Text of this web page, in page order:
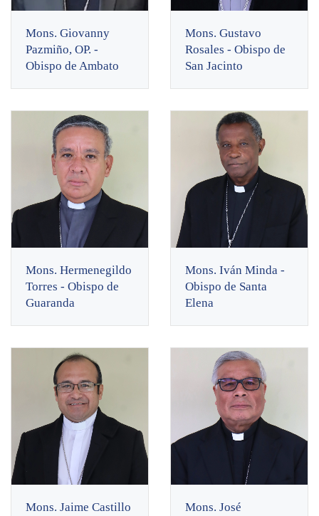
Mons. Giovanny
Pazmiño, OP. -
Obispo de Ambato
Mons. Gustavo
Rosales - Obispo de
San Jacinto
Mons. Hermenegildo
Torres - Obispo de
Guaranda
Mons. Iván Minda -
Obispo de Santa
Elena
Mons. Jaime Castillo
Mons. José